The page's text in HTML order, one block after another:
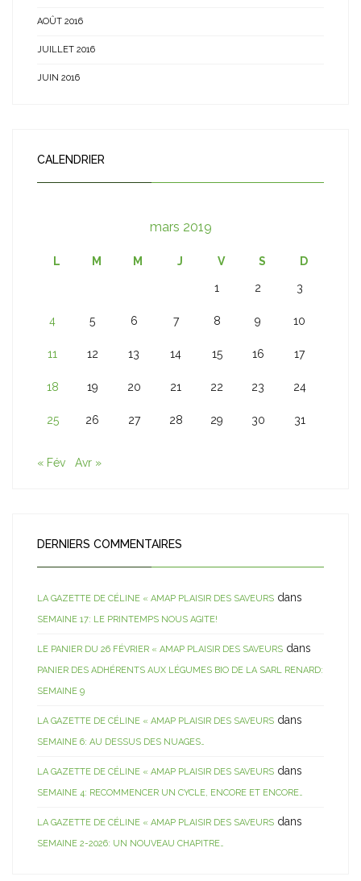
AOÛT 2016
JUILLET 2016
JUIN 2016
CALENDRIER
mars 2019
L M M J V S D
1 2 3
4 5 6 7 8 9 10
11 12 13 14 15 16 17
18 19 20 21 22 23 24
25 26 27 28 29 30 31
« Fév Avr »
DERNIERS COMMENTAIRES
LA GAZETTE DE CÉLINE « AMAP PLAISIR DES SAVEURS dans
SEMAINE 17: LE PRINTEMPS NOUS AGITE!
LE PANIER DU 26 FÉVRIER « AMAP PLAISIR DES SAVEURS dans
PANIER DES ADHÉRENTS AUX LÉGUMES BIO DE LA SARL RENARD:
SEMAINE 9
LA GAZETTE DE CÉLINE « AMAP PLAISIR DES SAVEURS dans
SEMAINE 6: AU DESSUS DES NUAGES…
LA GAZETTE DE CÉLINE « AMAP PLAISIR DES SAVEURS dans
SEMAINE 4: RECOMMENCER UN CYCLE, ENCORE ET ENCORE…
LA GAZETTE DE CÉLINE « AMAP PLAISIR DES SAVEURS dans
SEMAINE 2-2026: UN NOUVEAU CHAPITRE…